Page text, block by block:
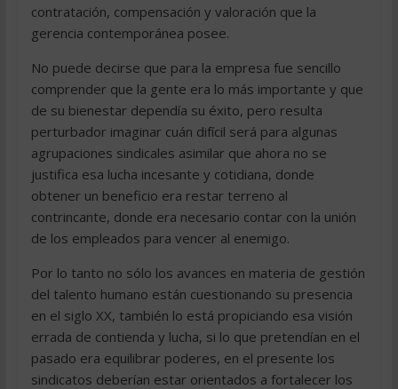
contratación, compensación y valoración que la
gerencia contemporánea posee.
No puede decirse que para la empresa fue sencillo
comprender que la gente era lo más importante y que
de su bienestar dependía su éxito, pero resulta
perturbador imaginar cuán difícil será para algunas
agrupaciones sindicales asimilar que ahora no se
justifica esa lucha incesante y cotidiana, donde
obtener un beneficio era restar terreno al
contrincante, donde era necesario contar con la unión
de los empleados para vencer al enemigo.
Por lo tanto no sólo los avances en materia de gestión
del talento humano están cuestionando su presencia
en el siglo XX, también lo está propiciando esa visión
errada de contienda y lucha, si lo que pretendían en el
pasado era equilibrar poderes, en el presente los
sindicatos deberían estar orientados a fortalecer los